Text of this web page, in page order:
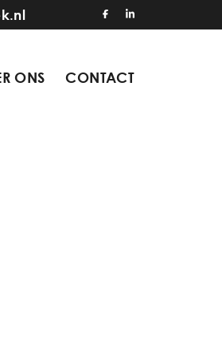
ONS CONTACT